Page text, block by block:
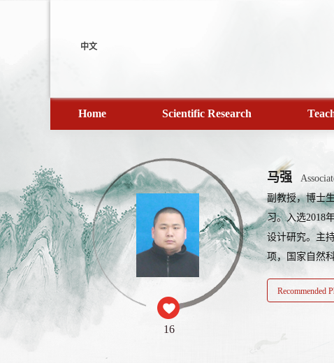
中文
Home Scientific Research
16
马强
副教授，博士
习。入选2018
设计研究。主
项，国家自然
Recommended